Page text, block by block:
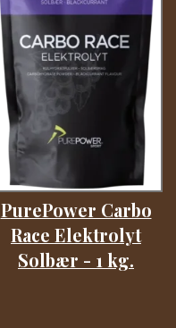
PurePower Carbo
Race Elektrolyt
Solbær - 1 kg.